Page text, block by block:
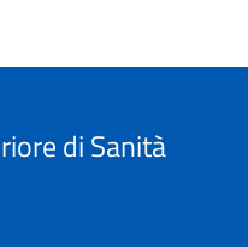
di Sanità